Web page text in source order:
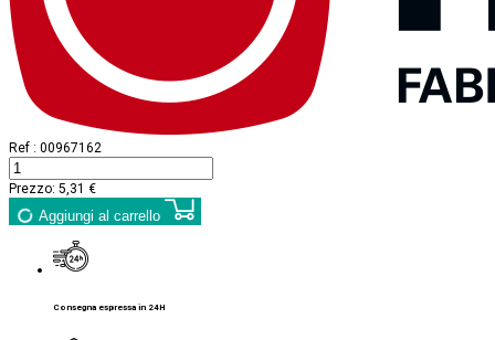
Ref : 00967162
Prezzo: 5,31 €
Aggiungi al carrello
Consegna espressa in 24H